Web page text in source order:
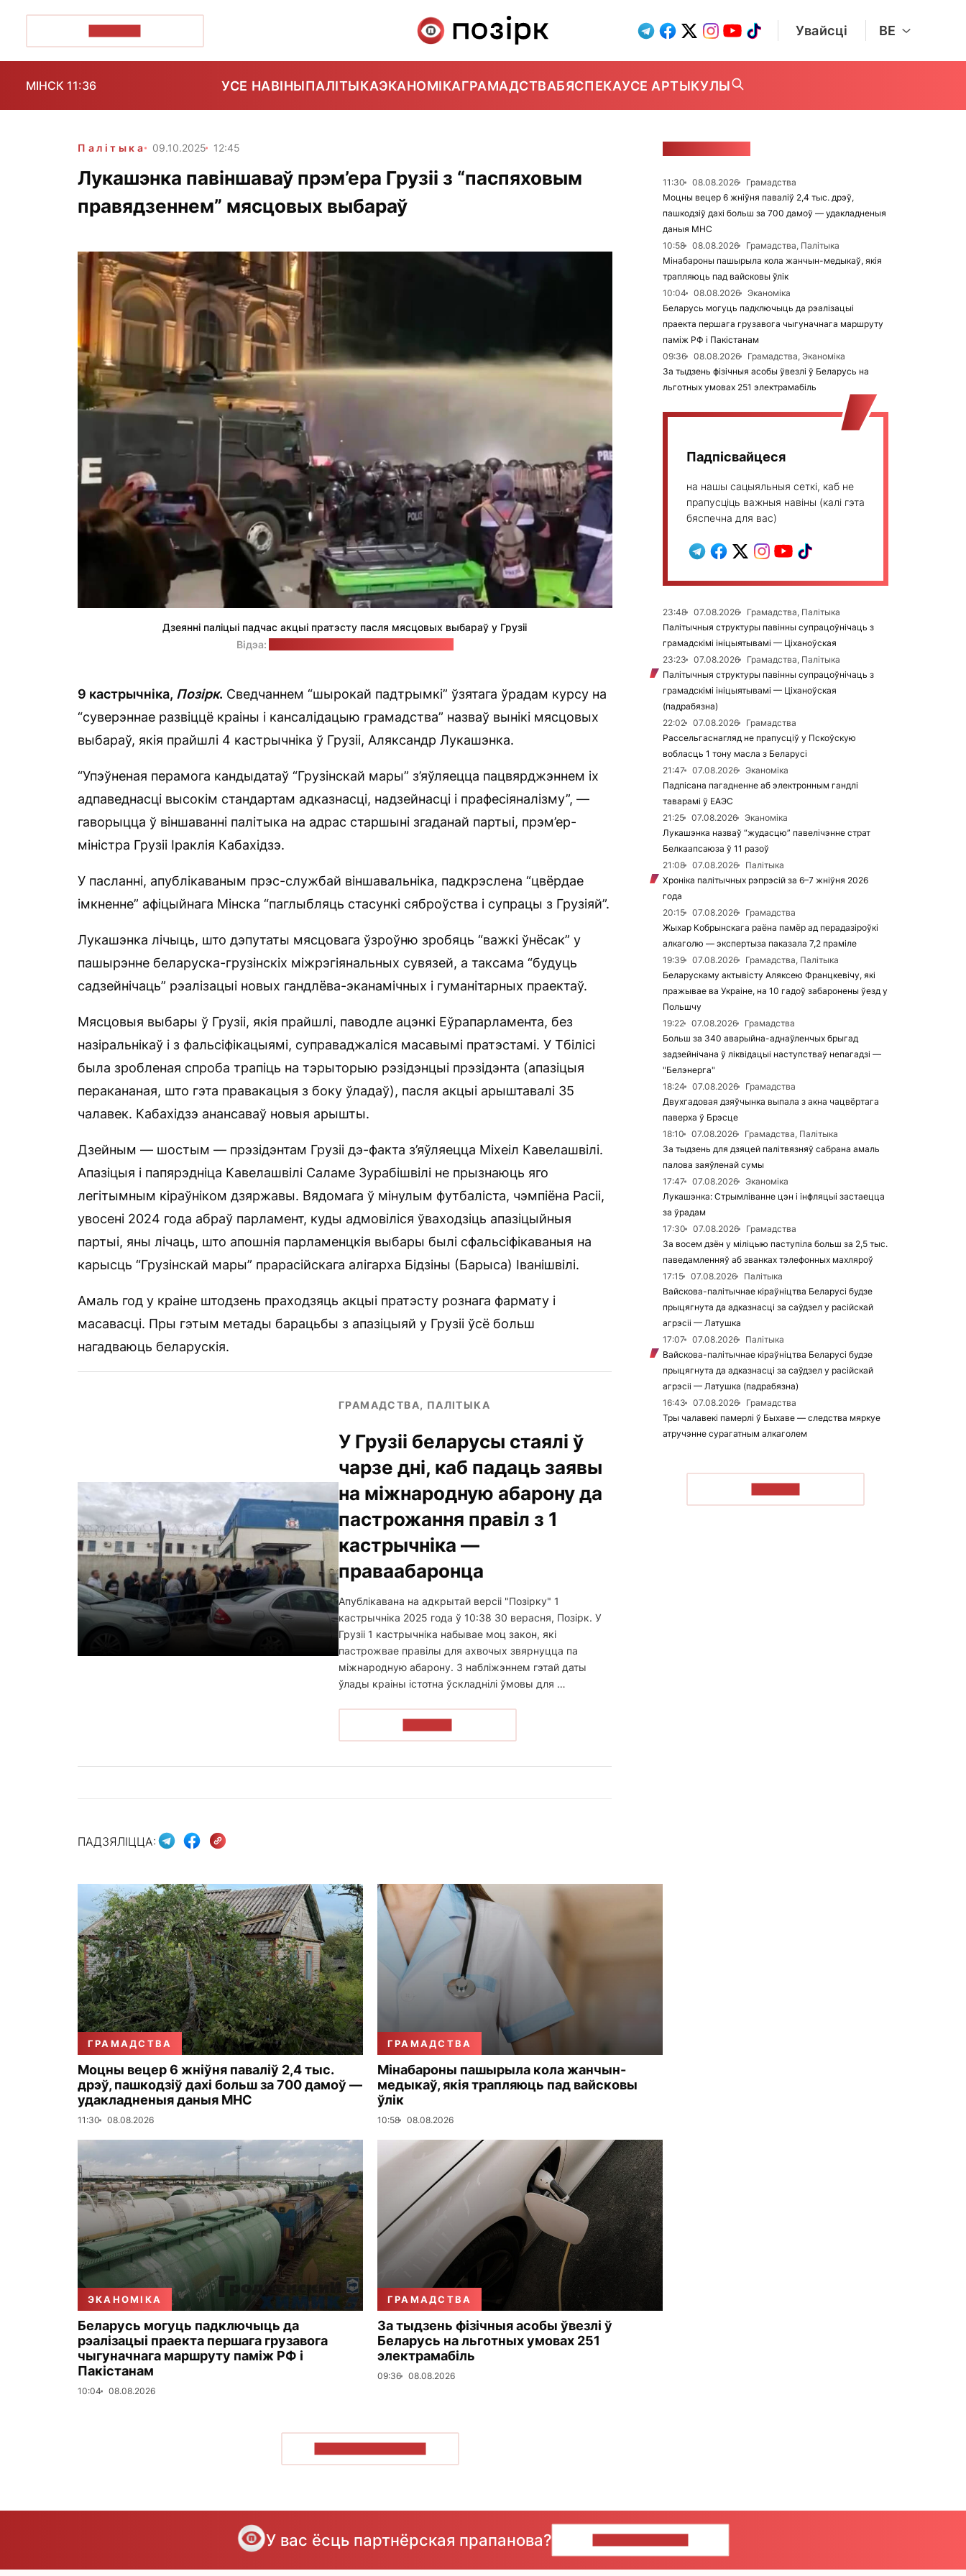
Увайсці BE
МІНСК 11:36 УСЕ НАВІНЫПАЛІТЫКАЭКАНОМІКАГРАМАДСТВАБЯСПЕКАУСЕ АРТЫКУЛЫ
Палітыка 09.10.2025 12:45
Лукашэнка павіншаваў прэм’ера Грузіі з “паспяховым
правядзеннем” мясцовых выбараў
Дзеянні паліцыі падчас акцыі пратэсту пасля мясцовых выбараў у Грузіі
Відэа:
9 кастрычніка, Позірк. Сведчаннем “шырокай падтрымкі” ўзятага ўрадам курсу на
“суверэннае развіццё краіны і кансалідацыю грамадства” назваў вынікі мясцовых
выбараў, якія прайшлі 4 кастрычніка ў Грузіі, Аляксандр Лукашэнка.
“Упэўненая перамога кандыдатаў “Грузінскай мары” з’яўляецца пацвярджэннем іх
адпаведнасці высокім стандартам адказнасці, надзейнасці і прафесіяналізму”, —
гаворыцца ў віншаванні палітыка на адрас старшыні згаданай партыі, прэм’ер-
міністра Грузіі Іраклія Кабахідзэ.
У пасланні, апублікаваным прэс-службай віншавальніка, падкрэслена “цвёрдае
імкненне” афіцыйнага Мінска “паглыбляць стасункі сяброўства і супрацы з Грузіяй”.
Лукашэнка лічыць, што дэпутаты мясцовага ўзроўню зробяць “важкі ўнёсак” у
пашырэнне беларуска-грузінскіх міжрэгіянальных сувязей, а таксама “будуць
садзейнічаць” рэалізацыі новых гандлёва-эканамічных і гуманітарных праектаў.
Мясцовыя выбары ў Грузіі, якія прайшлі, паводле ацэнкі Еўрапарламента, без
назіральнікаў і з фальсіфікацыямі, суправаджаліся масавымі пратэстамі. У Тбілісі
была зробленая спроба трапіць на тэрыторыю рэзідэнцыі прэзідэнта (апазіцыя
перакананая, што гэта правакацыя з боку ўладаў), пасля акцыі арыштавалі 35
чалавек. Кабахідзэ анансаваў новыя арышты.
Дзейным — шостым — прэзідэнтам Грузіі дэ-факта з’яўляецца Міхеіл Кавелашвілі.
Апазіцыя і папярэдніца Кавелашвілі Саламе Зурабішвілі не прызнаюць яго
легітымным кіраўніком дзяржавы. Вядомага ў мінулым футбаліста, чэмпіёна Расіі,
увосені 2024 года абраў парламент, куды адмовіліся ўваходзіць апазіцыйныя
партыі, яны лічаць, што апошнія парламенцкія выбары былі сфальсіфікаваныя на
карысць “Грузінскай мары” прарасійскага алігарха Бідзіны (Барыса) Іванішвілі.
Амаль год у краіне штодзень праходзяць акцыі пратэсту рознага фармату і
масавасці. Пры гэтым метады барацьбы з апазіцыяй у Грузіі ўсё больш
нагадваюць беларускія.
ГРАМАДСТВА, ПАЛІТЫКА
У Грузіі беларусы стаялі ў
чарзе дні, каб падаць заявы
на міжнародную абарону да
пастрожання правіл з 1
кастрычніка —
праваабаронца
Апублікавана на адкрытай версіі "Позірку" 1
кастрычніка 2025 года ў 10:38 30 верасня, Позірк. У
Грузіі 1 кастрычніка набывае моц закон, які
пастрожвае правілы для ахвочых звярнуцца па
міжнародную абарону. З набліжэннем гэтай даты
ўлады краіны істотна ўскладнілі ўмовы для …
ПАДЗЯЛІЦЦА:
ГРАМАДСТВА
Моцны вецер 6 жніўня паваліў 2,4 тыс.
дрэў, пашкодзіў дахі больш за 700 дамоў —
удакладненыя даныя МНС
11:30 08.08.2026
ГРАМАДСТВА
Мінабароны пашырыла кола жанчын-
медыкаў, якія трапляюць пад вайсковы
ўлік
10:58 08.08.2026
ЭКАНОМІКА
Беларусь могуць падключыць да
рэалізацыі праекта першага грузавога
чыгуначнага маршруту паміж РФ і
Пакістанам
10:04 08.08.2026
ГРАМАДСТВА
За тыдзень фізічныя асобы ўвезлі ў
Беларусь на льготных умовах 251
электрамабіль
09:36 08.08.2026
11:30 08.08.2026
Грамадства
Моцны вецер 6 жніўня паваліў 2,4 тыс. дрэў,
пашкодзіў дахі больш за 700 дамоў — удакладненыя
даныя МНС
10:58
08.08.2026
Грамадства, Палітыка
Мінабароны пашырыла кола жанчын-медыкаў, якія
трапляюць пад вайсковы ўлік
10:04
08.08.2026
Эканоміка
Беларусь могуць падключыць да рэалізацыі
праекта першага грузавога чыгуначнага маршруту
паміж РФ і Пакістанам
09:36
08.08.2026
Грамадства, Эканоміка
За тыдзень фізічныя асобы ўвезлі ў Беларусь на
льготных умовах 251 электрамабіль
Падпісвайцеся
на нашы сацыяльныя сеткі, каб не
прапусціць важныя навіны (калі гэта
бяспечна для вас)
23:48 07.08.2026
Грамадства, Палітыка
Палітычныя структуры павінны супрацоўнічаць з
грамадскімі ініцыятывамі — Ціханоўская
23:23
07.08.2026
Грамадства, Палітыка
Палітычныя структуры павінны супрацоўнічаць з
грамадскімі ініцыятывамі — Ціханоўская
(падрабязна)
22:02
07.08.2026
Грамадства
Рассельгаснагляд не прапусціў у Пскоўскую
вобласць 1 тону масла з Беларусі
21:47
07.08.2026
Эканоміка
Падпісана пагадненне аб электронным гандлі
таварамі ў ЕАЭС
21:25
07.08.2026
Эканоміка
Лукашэнка назваў “жудасцю” павелічэнне страт
Белкаапсаюза ў 11 разоў
21:08
07.08.2026
Палітыка
Хроніка палітычных рэпрэсій за 6–7 жніўня 2026
года
20:15
07.08.2026
Грамадства
Жыхар Кобрынскага раёна памёр ад перадазіроўкі
алкаголю — экспертыза паказала 7,2 праміле
19:39
07.08.2026
Грамадства, Палітыка
Беларускаму актывісту Аляксею Францкевічу, які
пражывае ва Украіне, на 10 гадоў забаронены ўезд у
Польшчу
19:22
07.08.2026
Грамадства
Больш за 340 аварыйна-аднаўленчых брыгад
задзейнічана ў ліквідацыі наступстваў непагадзі —
"Белэнерга"
18:24
07.08.2026
Грамадства
Двухгадовая дзяўчынка выпала з акна чацвёртага
паверха ў Брэсце
18:10
07.08.2026
Грамадства, Палітыка
За тыдзень для дзяцей палітвязняў сабрана амаль
палова заяўленай сумы
17:47
07.08.2026
Эканоміка
Лукашэнка: Стрымліванне цэн і інфляцыі застаецца
за ўрадам
17:30
07.08.2026
Грамадства
За восем дзён у міліцыю паступіла больш за 2,5 тыс.
паведамленняў аб званках тэлефонных махляроў
17:15
07.08.2026
Палітыка
Вайскова-палітычнае кіраўніцтва Беларусі будзе
прыцягнута да адказнасці за саўдзел у расійскай
агрэсіі — Латушка
17:07
07.08.2026
Палітыка
Вайскова-палітычнае кіраўніцтва Беларусі будзе
прыцягнута да адказнасці за саўдзел у расійскай
агрэсіі — Латушка (падрабязна)
16:43
07.08.2026
Грамадства
Тры чалавекі памерлі ў Быхаве — следства мяркуе
атручэнне сурагатным алкаголем
У вас ёсць партнёрская прапанова?